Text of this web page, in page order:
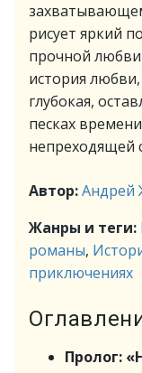
рисует яркий
прочной
история любви,
глубокая,
песках
непреходящей
Автор:Андрей
Жанры и теги:
романы,
приключениях
Пролог: